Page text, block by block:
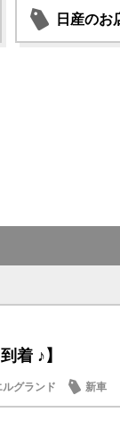
日産のお
着 ♪】
ルグランド 新車